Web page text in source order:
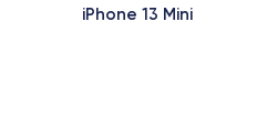
iPhone 13 Mini